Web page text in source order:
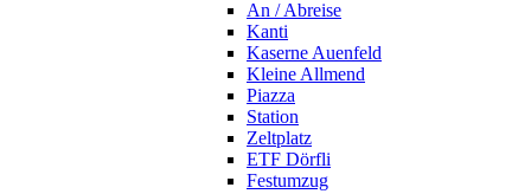
An / Abreise
Kanti
Kaserne Auenfeld
Kleine Allmend
Piazza
Station
Zeltplatz
ETF Dörfli
Festumzug